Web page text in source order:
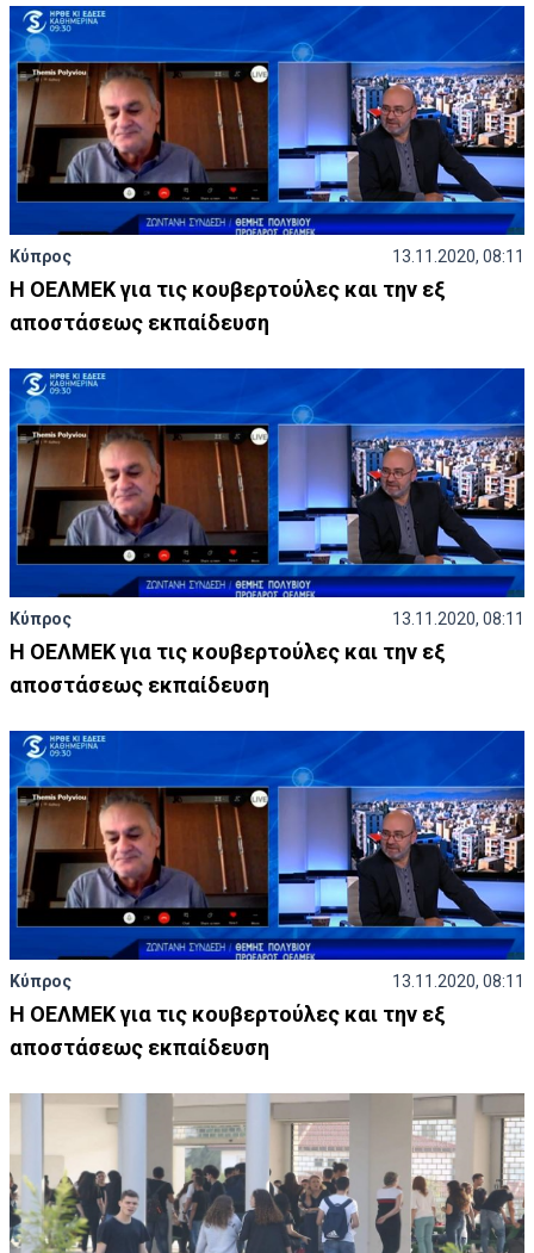
Κύπρος 13.11.2020, 08:11
Η ΟΕΛΜΕΚ για τις κουβερτούλες και την εξ
αποστάσεως εκπαίδευση
Κύπρος 13.11.2020, 08:11
Η ΟΕΛΜΕΚ για τις κουβερτούλες και την εξ
αποστάσεως εκπαίδευση
Κύπρος 13.11.2020, 08:11
Η ΟΕΛΜΕΚ για τις κουβερτούλες και την εξ
αποστάσεως εκπαίδευση